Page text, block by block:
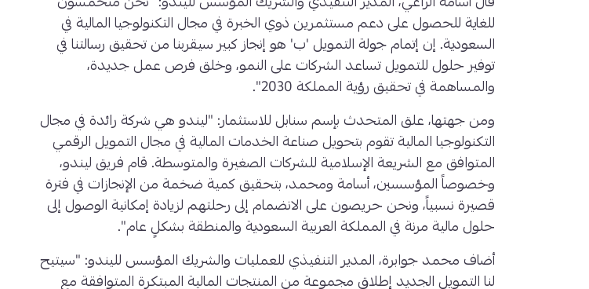
للغاية للحصول على دعم مستثمرين ذوي الخبرة في مجال التكنولوجيا المالية في
السعودية. إن إتمام جولة التمويل 'ب' هو إنجاز كبير سيقربنا من تحقيق رسالتنا في
توفير حلول للتمويل تساعد الشركات على النمو، وخلق فرص عمل جديدة،
والمساهمة في تحقيق رؤية المملكة 2030".
ومن جهتها، علق المتحدث بإسم سنابل للاستثمار: "ليندو هي شركة رائدة في مجال
التكنولوجيا المالية تقوم بتحويل صناعة الخدمات المالية في مجال التمويل الرقمي
المتوافق مع الشريعة الإسلامية للشركات الصغيرة والمتوسطة. قام فريق ليندو،
وخصوصاً المؤسسين، أسامة ومحمد، بتحقيق كمية ضخمة من الإنجازات في فترة
قصيرة نسبياً، ونحن حريصون على الانضمام إلى رحلتهم لزيادة إمكانية الوصول إلى
حلول مالية مرنة في المملكة العربية السعودية والمنطقة بشكلٍ عام".
أضاف محمد جوابرة، المدير التنفيذي للعمليات والشريك المؤسس لليندو: "سيتيح
لنا التمويل الجديد إطلاق مجموعة من المنتجات المالية المبتكرة المتوافقة مع